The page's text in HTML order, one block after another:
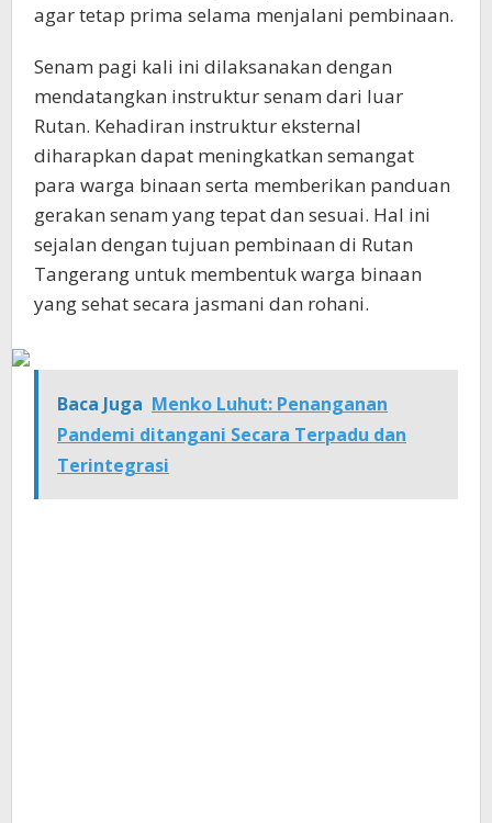
agar tetap prima selama menjalani pembinaan.
Senam pagi kali ini dilaksanakan dengan
mendatangkan instruktur senam dari luar
Rutan. Kehadiran instruktur eksternal
diharapkan dapat meningkatkan semangat
para warga binaan serta memberikan panduan
gerakan senam yang tepat dan sesuai. Hal ini
sejalan dengan tujuan pembinaan di Rutan
Tangerang untuk membentuk warga binaan
yang sehat secara jasmani dan rohani.
Baca Juga Menko Luhut: Penanganan
Pandemi ditangani Secara Terpadu dan
Terintegrasi